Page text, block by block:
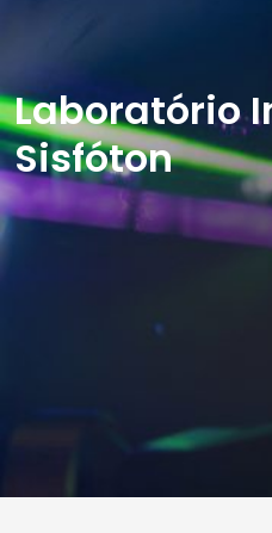
Laboratório
Sisfóton